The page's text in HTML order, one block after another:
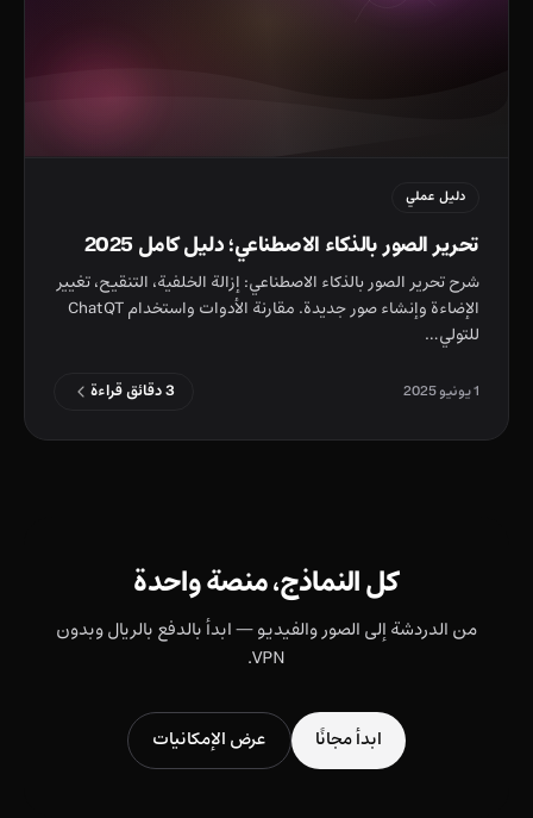
دليل عملي
تحرير الصور بالذكاء الاصطناعي؛ دليل كامل 2025
شرح تحرير الصور بالذكاء الاصطناعي: إزالة الخلفية، التنقيح، تغيير
الإضاءة وإنشاء صور جديدة. مقارنة الأدوات واستخدام ChatQT
للتولي…
1 يونيو 2025 3 دقائق قراءة
كل النماذج، منصة واحدة
من الدردشة إلى الصور والفيديو — ابدأ بالدفع بالريال وبدون
VPN.
ابدأ مجانًا عرض الإمكانيات